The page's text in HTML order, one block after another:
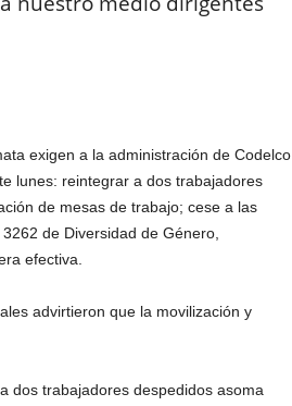
exigen a la administración de Codelco
lunes: reintegrar a dos trabajadores
de mesas de trabajo; cese a las
de Diversidad de Género,
efectiva.
advirtieron que la movilización y
dos trabajadores despedidos asoma